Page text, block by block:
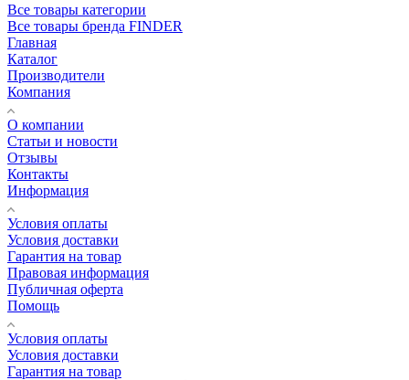
Все товары категории
Все товары бренда FINDER
Главная
Каталог
Производители
Компания
О компании
Статьи и новости
Отзывы
Контакты
Информация
Условия оплаты
Условия доставки
Гарантия на товар
Правовая информация
Публичная оферта
Помощь
Условия оплаты
Условия доставки
Гарантия на товар